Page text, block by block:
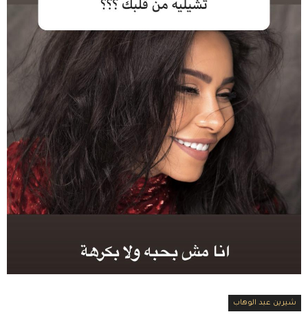
شيرين عبد الوهاب